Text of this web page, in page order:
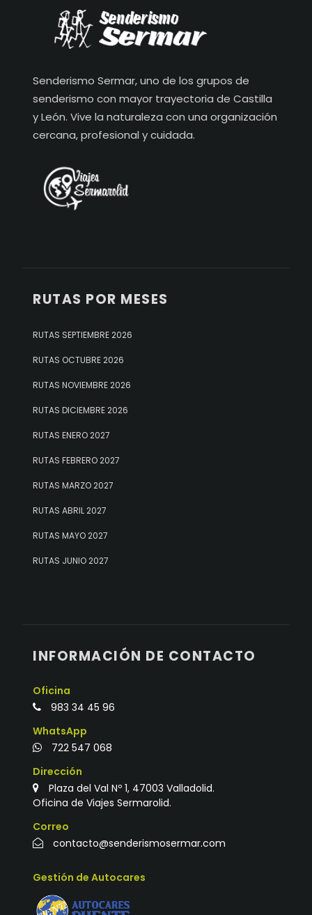
Senderismo Sermar, uno de los grupos de
senderismo con mayor trayectoria de Castilla
y León. Vive la naturaleza con una organización
cercana, profesional y cuidada.
RUTAS POR MESES
RUTAS SEPTIEMBRE 2026
RUTAS OCTUBRE 2026
RUTAS NOVIEMBRE 2026
RUTAS DICIEMBRE 2026
RUTAS ENERO 2027
RUTAS FEBRERO 2027
RUTAS MARZO 2027
RUTAS ABRIL 2027
RUTAS MAYO 2027
RUTAS JUNIO 2027
INFORMACIÓN DE CONTACTO
Oficina
983 34 45 96
WhatsApp
722 547 068
Dirección
Plaza del Val Nº 1, 47003 Valladolid.
Oficina de Viajes Sermarolid.
Correo
contacto@senderismosermar.com
Gestión de Autocares